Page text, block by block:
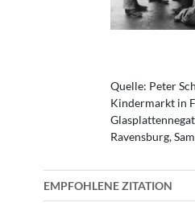
Quelle: Peter
Kindermarkt in
Ravensburg,
EMPFOHLENE ZITATION